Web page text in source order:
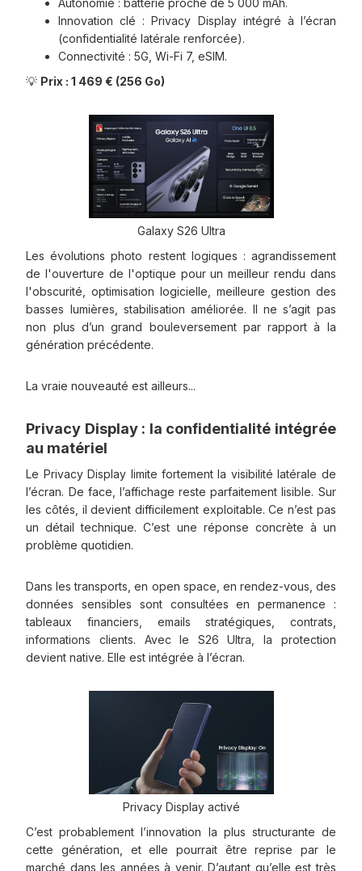
Autonomie : batterie proche de 5 000 mAh.
Innovation clé : Privacy Display intégré à l’écran
(confidentialité latérale renforcée).
Connectivité : 5G, Wi-Fi 7, eSIM.
💡 Prix : 1 469 € (256 Go)
Galaxy S26 Ultra
Les évolutions photo restent logiques : agrandissement
de l'ouverture de l'optique pour un meilleur rendu dans
l'obscurité, optimisation logicielle, meilleure gestion des
basses lumières, stabilisation améliorée. Il ne s’agit pas
non plus d’un grand bouleversement par rapport à la
génération précédente.
La vraie nouveauté est ailleurs...
Privacy Display : la confidentialité intégrée
au matériel
Le Privacy Display limite fortement la visibilité latérale de
l’écran. De face, l’affichage reste parfaitement lisible. Sur
les côtés, il devient difficilement exploitable. Ce n’est pas
un détail technique. C’est une réponse concrète à un
problème quotidien.
Dans les transports, en open space, en rendez-vous, des
données sensibles sont consultées en permanence :
tableaux financiers, emails stratégiques, contrats,
informations clients. Avec le S26 Ultra, la protection
devient native. Elle est intégrée à l’écran.
Privacy Display activé
C’est probablement l’innovation la plus structurante de
cette génération, et elle pourrait être reprise par le
marché dans les années à venir. D’autant qu’elle est très